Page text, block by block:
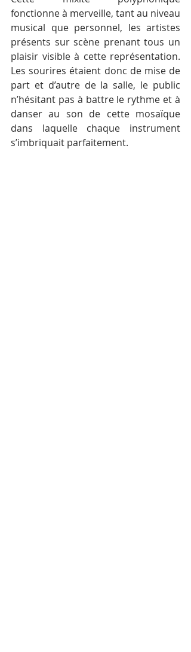
fonctionne à merveille, tant au niveau
musical que personnel, les artistes
présents sur scène prenant tous un
plaisir visible à cette représentation.
Les sourires étaient donc de mise de
part et d’autre de la salle, le public
n’hésitant pas à battre le rythme et à
danser au son de cette mosaïque
dans laquelle chaque instrument
s’imbriquait parfaitement.